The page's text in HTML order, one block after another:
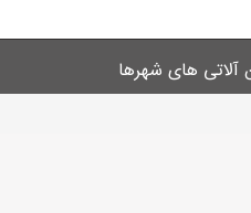
آلاتی های شهرها